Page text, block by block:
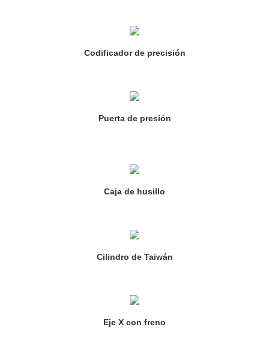
Codificador de precisión
Puerta de presión
Caja de husillo
Cilindro de Taiwán
Eje X con freno